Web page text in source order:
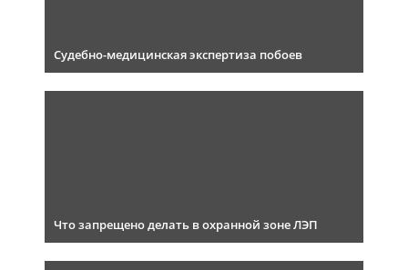
Судебно-медицинская экспертиза побоев
Что запрещено делать в охранной зоне ЛЭП